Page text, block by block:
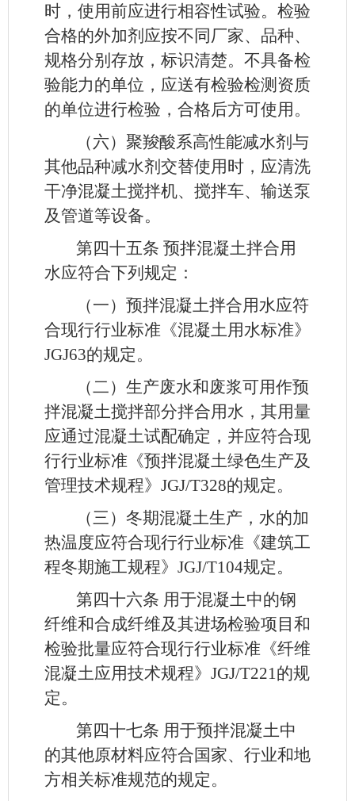
时，使用前应进行相容性试验。检验
合格的外加剂应按不同厂家、品种、
规格分别存放，标识清楚。不具备检
验能力的单位，应送有检验检测资质
的单位进行检验，合格后方可使用。
（六）聚羧酸系高性能减水剂与
其他品种减水剂交替使用时，应清洗
干净混凝土搅拌机、搅拌车、输送泵
及管道等设备。
第四十五条 预拌混凝土拌合用
水应符合下列规定：
（一）预拌混凝土拌合用水应符
合现行行业标准《混凝土用水标准》
JGJ63的规定。
（二）生产废水和废浆可用作预
拌混凝土搅拌部分拌合用水，其用量
应通过混凝土试配确定，并应符合现
行行业标准《预拌混凝土绿色生产及
管理技术规程》JGJ/T328的规定。
（三）冬期混凝土生产，水的加
热温度应符合现行行业标准《建筑工
程冬期施工规程》JGJ/T104规定。
第四十六条 用于混凝土中的钢
纤维和合成纤维及其进场检验项目和
检验批量应符合现行行业标准《纤维
混凝土应用技术规程》JGJ/T221的规
定。
第四十七条 用于预拌混凝土中
的其他原材料应符合国家、行业和地
方相关标准规范的规定。